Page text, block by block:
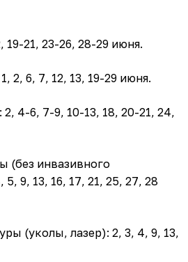
19-21, 23-26, 28-29 июня.
2, 6, 7, 12, 13, 19-29 июня.
4-6, 7-9, 10-13, 18, 20-21, 24,
(без инвазивного
9, 13, 16, 17, 21, 25, 27, 28
(уколы, лазер): 2, 3, 4, 9, 13,